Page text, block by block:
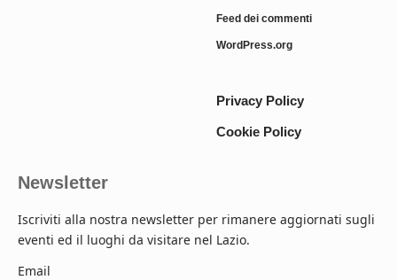
Feed dei commenti
WordPress.org
Privacy Policy
Cookie Policy
Newsletter
Iscriviti alla nostra newsletter per rimanere aggiornati sugli
eventi ed il luoghi da visitare nel Lazio.
Email